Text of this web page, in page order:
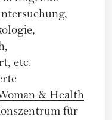
etc.
& Health
für